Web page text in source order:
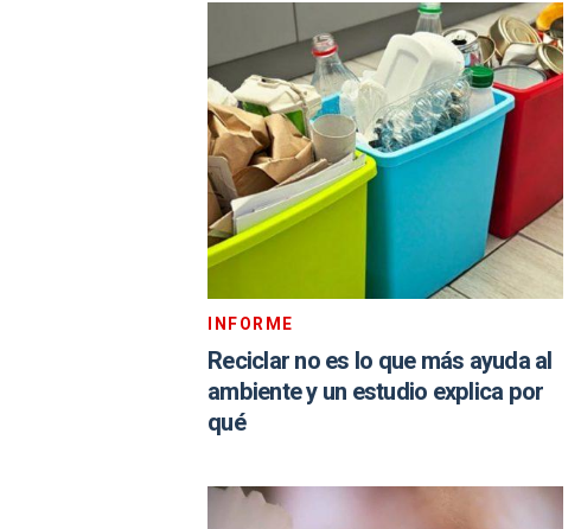
INFORME
Reciclar no es lo que más ayuda al
ambiente y un estudio explica por
qué